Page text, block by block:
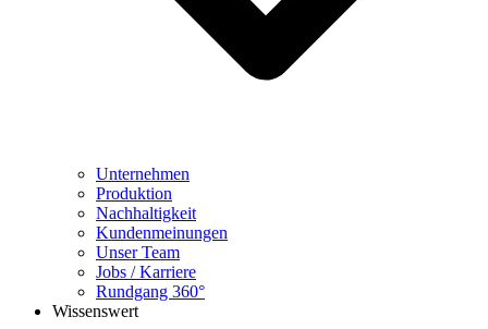
Unternehmen
Produktion
Nachhaltigkeit
Kundenmeinungen
Unser Team
Jobs / Karriere
Rundgang 360°
Wissenswert